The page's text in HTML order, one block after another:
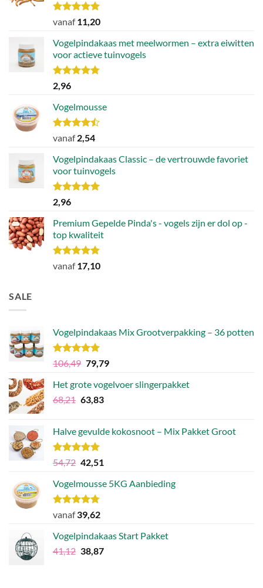
Waardering
uit 5
vanaf11,20
Vogelpindakaas met meelwormen – extra eiwitten
voor actieve tuinvogels
Waardering
4.78
2,96
Vogelmousse
Waardering
uit 5
vanaf2,54
Vogelpindakaas Classic – de vertrouwde favoriet
voor tuinvogels
Waardering
5.00
2,96
Premium Gepelde Pinda's - vogels zijn er dol op -
top kwaliteit
Waardering
uit 5
vanaf17,10
SALE
Vogelpindakaas Mix Grootverpakking – 36 potten
Waardering
uit 5
106,49 Oorspronkelijke
was:
€106,49.
79,79Huidige
is:
Het grote vogelvoer slingerpakket
68,21 Oorspronkelijke
€68,21.
63,83Huidige
€63,83.
Halve gevulde kokosnoot – Mix Pakket Groot
Waardering
5.00
uit 5
54,72 Oorspronkelijke
was:
€54,72.
42,51
is:
Vogelmousse 5KG Aanbieding
Waardering
uit 5
vanaf39,62
Vogelpindakaas Start Pakket
41,12 Oorspronkelijke
38,87Huidige